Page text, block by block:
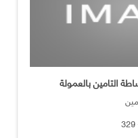
التامين بالعمولة